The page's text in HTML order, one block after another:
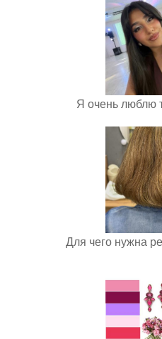
Я очень люблю
Для чего нужна